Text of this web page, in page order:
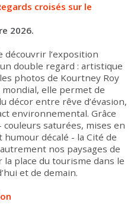
croisés sur le
2026.
l’exposition
double regard : artistique
photos de Kourtney Roy
elle permet de
décor entre rêve d’évasion,
environnemental. Grâce
saturées, mises en
décalé - la Cité de
nos paysages de
la place du tourisme dans le
et de demain.